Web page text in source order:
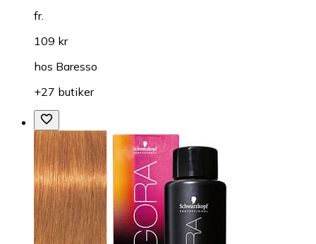
fr.
109 kr
hos Baresso
+27 butiker